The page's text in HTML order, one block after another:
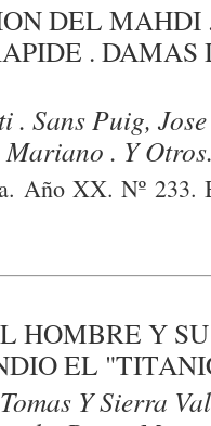
DEL
.
. Sans Puig,
. Y
Año XX. Nº 233.
HOMBRE Y
EL
Y Sierra